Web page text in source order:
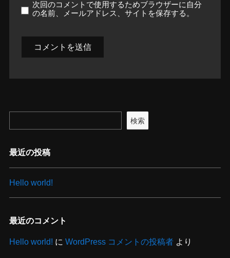
次回のコメントで使用するためブラウザーに自分
の名前、メールアドレス、サイトを保存する。
検索
最近の投稿
Hello world!
最近のコメント
Hello world! に WordPress コメントの投稿者より